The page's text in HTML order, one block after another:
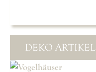
DEKO ARTIKEL